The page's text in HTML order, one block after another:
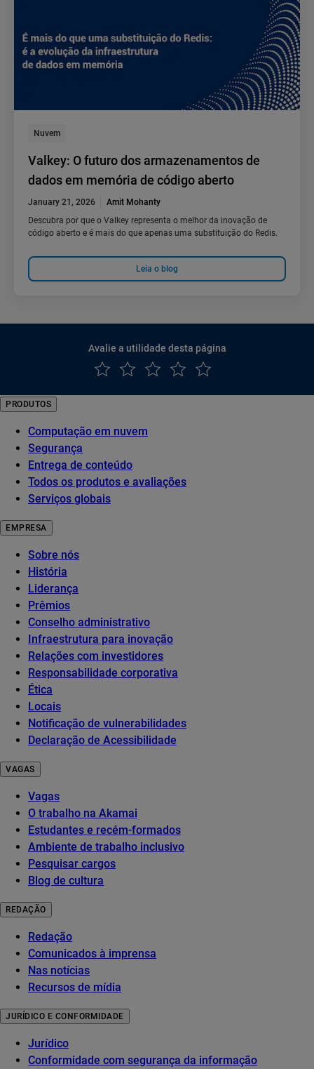
Nuvem
Valkey: O futuro dos armazenamentos de
dados em memória de código aberto
January 21, 2026
Amit Mohanty
Descubra por que o Valkey representa o melhor da inovação de
código aberto e é mais do que apenas uma substituição do Redis.
Leia o blog
Avalie a utilidade desta página
PRODUTOS
Computação em nuvem
Segurança
Entrega de conteúdo
Todos os produtos e avaliações
Serviços globais
EMPRESA
Sobre nós
História
Liderança
Prêmios
Conselho administrativo
Infraestrutura para inovação
Relações com investidores
Responsabilidade corporativa
Ética
Locais
Notificação de vulnerabilidades
Declaração de Acessibilidade
VAGAS
Vagas
O trabalho na Akamai
Estudantes e recém-formados
Ambiente de trabalho inclusivo
Pesquisar cargos
Blog de cultura
REDAÇÃO
Redação
Comunicados à imprensa
Nas notícias
Recursos de mídia
JURÍDICO E CONFORMIDADE
Jurídico
Conformidade com segurança da informação